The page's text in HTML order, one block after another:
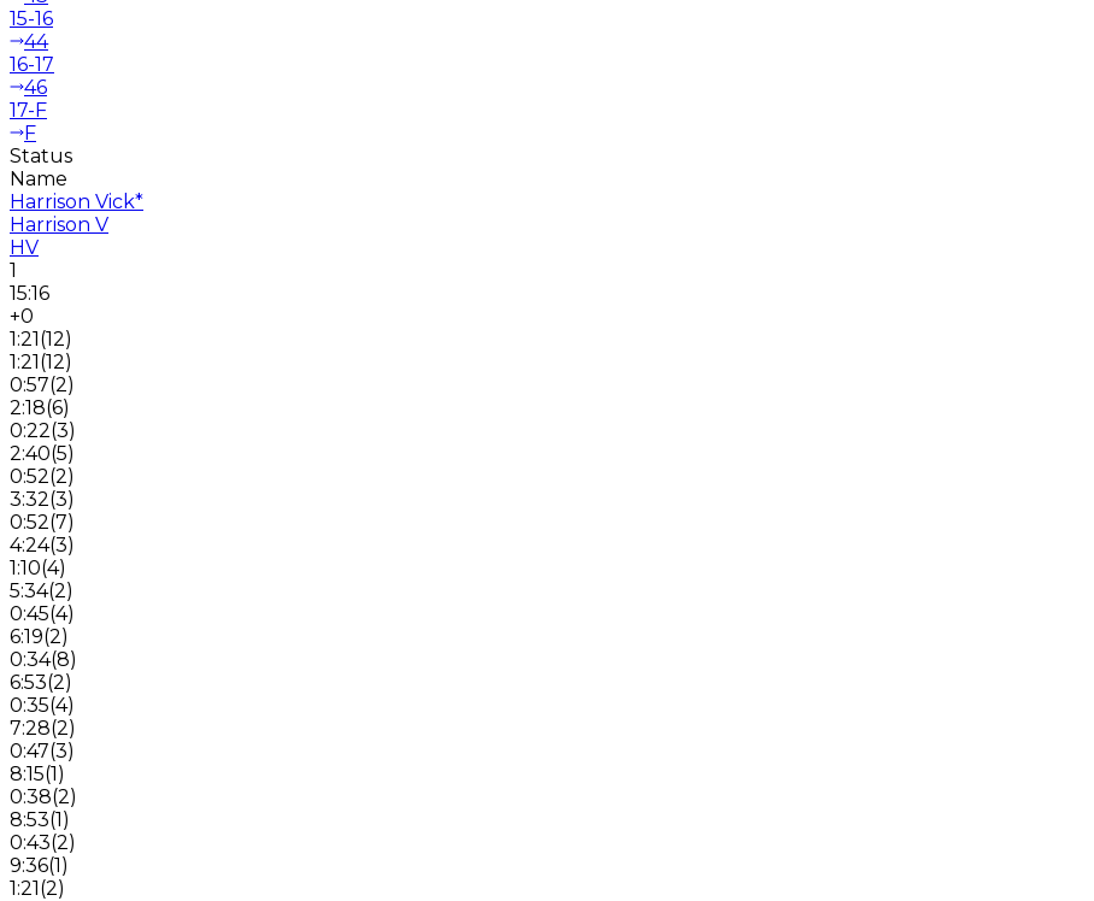
15-16
44
16-17
46
17-F
F
Status
Name
Harrison Vick*
Harrison V
HV
1
15:16
+0
1:21(12)
1:21(12)
0:57(2)
2:18(6)
0:22(3)
2:40(5)
0:52(2)
3:32(3)
0:52(7)
4:24(3)
1:10(4)
5:34(2)
0:45(4)
6:19(2)
0:34(8)
6:53(2)
0:35(4)
7:28(2)
0:47(3)
8:15(1)
0:38(2)
8:53(1)
0:43(2)
9:36(1)
1:21(2)